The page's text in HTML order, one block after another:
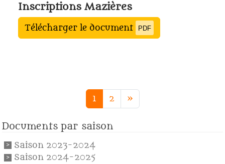
Inscriptions Mazières
Télécharger le document PDF
1 2 »
Documents par saison
Saison 2023-2024
Saison 2024-2025